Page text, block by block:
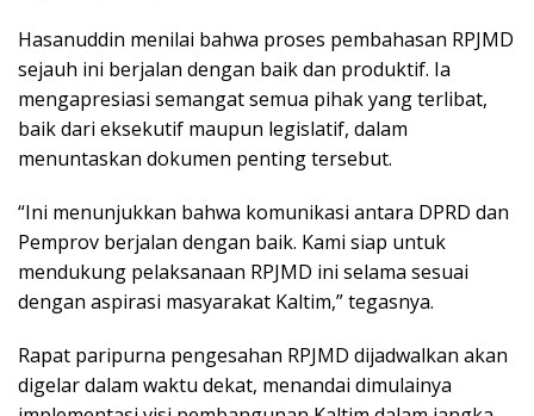
Hasanuddin menilai bahwa proses pembahasan RPJMD
sejauh ini berjalan dengan baik dan produktif. Ia
mengapresiasi semangat semua pihak yang terlibat,
baik dari eksekutif maupun legislatif, dalam
menuntaskan dokumen penting tersebut.
“Ini menunjukkan bahwa komunikasi antara DPRD dan
Pemprov berjalan dengan baik. Kami siap untuk
mendukung pelaksanaan RPJMD ini selama sesuai
dengan aspirasi masyarakat Kaltim,” tegasnya.
Rapat paripurna pengesahan RPJMD dijadwalkan akan
digelar dalam waktu dekat, menandai dimulainya